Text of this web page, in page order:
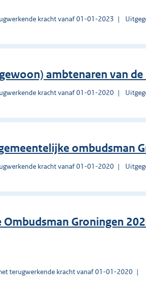
kracht vanaf 01-01-2023
ambtenaren van
kracht vanaf 01-01-2020
ombudsman
kracht vanaf 01-01-2020
Groningen
terugwerkende kracht vanaf 01-01-2020